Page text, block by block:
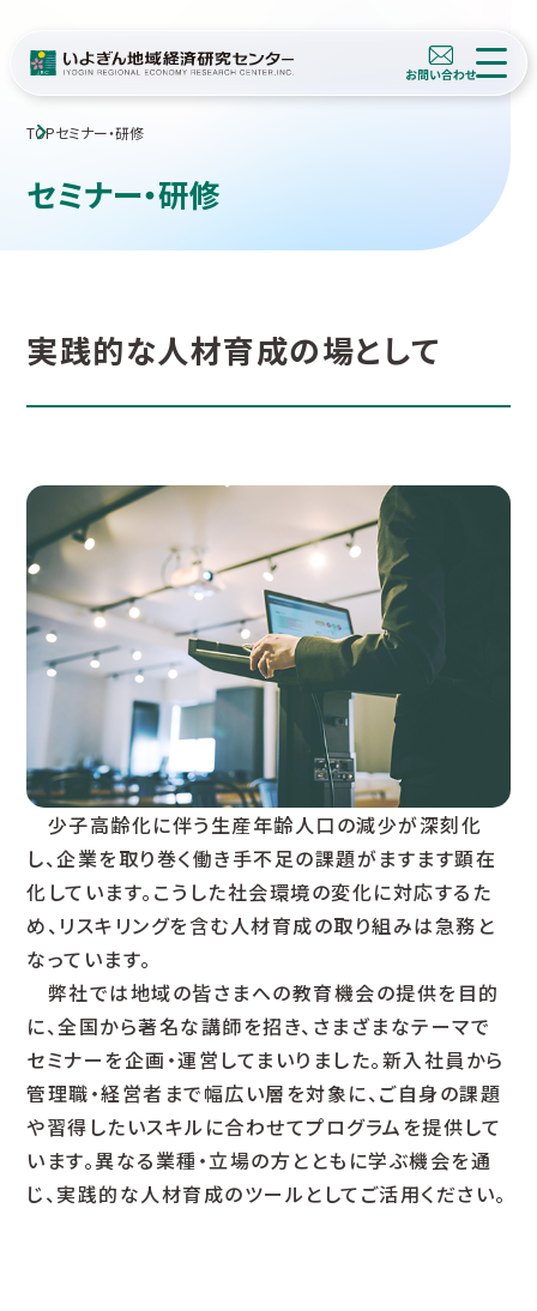
TOPセミナー・研修
セミナー・研修
実践的な人材育成の場として
少子高齢化に伴う生産年齢人口の減少が深刻化
し、企業を取り巻く働き手不足の課題がますます顕在
化しています。こうした社会環境の変化に対応するた
め、リスキリングを含む人材育成の取り組みは急務と
なっています。
弊社では地域の皆さまへの教育機会の提供を目的
に、全国から著名な講師を招き、さまざまなテーマで
セミナーを企画・運営してまいりました。新入社員から
管理職・経営者まで幅広い層を対象に、ご自身の課題
や習得したいスキルに合わせてプログラムを提供して
います。異なる業種・立場の方とともに学ぶ機会を通
じ、実践的な人材育成のツールとしてご活用ください。